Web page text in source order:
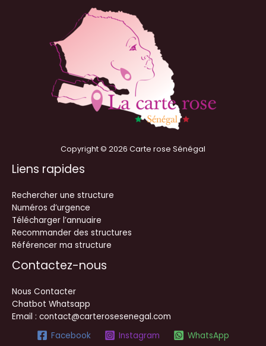
Copyright © 2026 Carte rose Sénégal
Liens rapides
Rechercher une structure
Numéros d’urgence
Télécharger l’annuaire
Recommander des structures
Référencer ma structure
Contactez-nous
Nous Contacter
Chatbot Whatsapp
Email : contact@carterosesenegal.com
Facebook
Instagram WhatsApp